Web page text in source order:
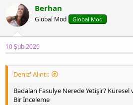
Berhan
Global Mod Global Mod
10 Şub 2026
Deniz' Alıntı:
Badalan Fasulye Nerede Yetişir?
Bir İnceleme